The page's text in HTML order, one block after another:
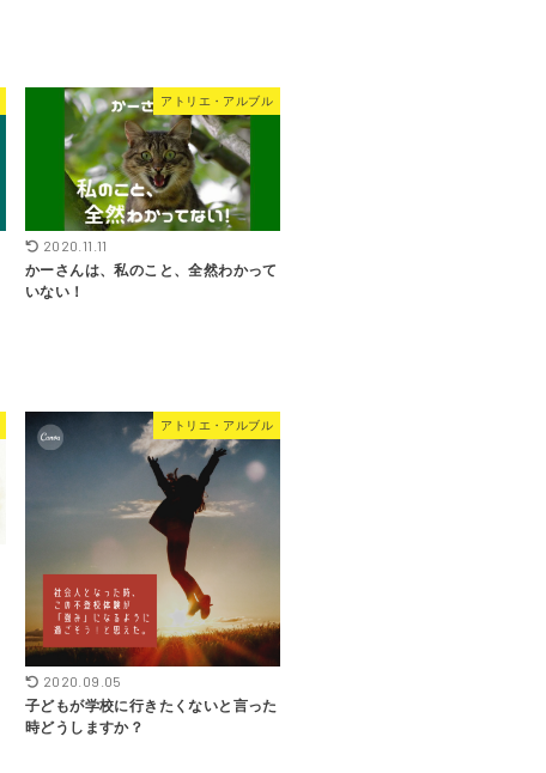
アトリエ・アルブル
2020.11.11
かーさんは、私のこと、全然わかって
いない！
アトリエ・アルブル
2020.09.05
子どもが学校に行きたくないと言った
時どうしますか？